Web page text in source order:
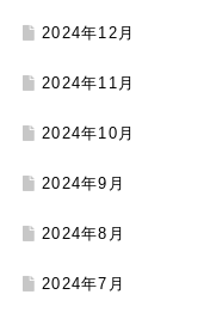
2024年12月
2024年11月
2024年10月
2024年9月
2024年8月
2024年7月